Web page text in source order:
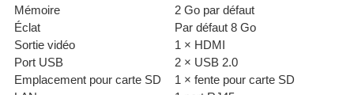
Mémoire
2 Go par défaut
Éclat
Par défaut 8 Go
Sortie vidéo
1 × HDMI
Port USB
2 × USB 2.0
Emplacement pour carte SD
1 × fente pour carte SD